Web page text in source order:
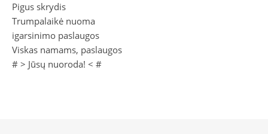
Pigus skrydis
Trumpalaikė nuoma
igarsinimo paslaugos
Viskas namams, paslaugos
# > Jūsų nuoroda! < #